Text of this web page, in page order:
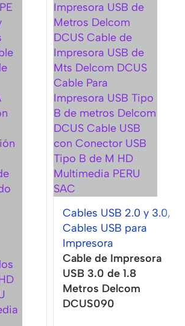
Cables USB 2.0 y 3.0,
Cables USB para
Impresora
Cable de Impresora
USB 3.0 de 1.8
Metros Delcom
DCUS090